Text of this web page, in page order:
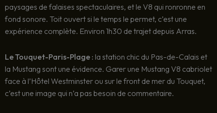
paysages de falaises spectaculaires, et le V8 qui ronronne en
fond sonore. Toit ouvert si le temps le permet, c’est une
expérience complète. Environ 1h30 de trajet depuis Arras.
Le Touquet-Paris-Plage : la station chic du Pas-de-Calais et
la Mustang sont une évidence. Garer une Mustang V8 cabriolet
face à l’Hôtel Westminster ou sur le front de mer du Touquet,
c’est une image qui n’a pas besoin de commentaire.